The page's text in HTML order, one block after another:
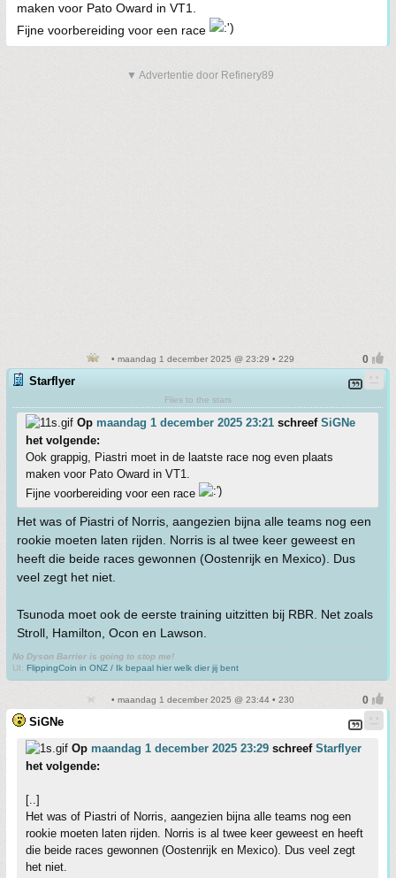
maken voor Pato Oward in VT1.
Fijne voorbereiding voor een race
▼ Advertentie door Refinery89
• maandag 1 december 2025 @ 23:29 • 229
Starflyer
Flies to the stars
Op maandag 1 december 2025 23:21 schreef SiGNe
het volgende:
Ook grappig, Piastri moet in de laatste race nog even plaats
maken voor Pato Oward in VT1.
Fijne voorbereiding voor een race
Het was of Piastri of Norris, aangezien bijna alle teams nog een
rookie moeten laten rijden. Norris is al twee keer geweest en
heeft die beide races gewonnen (Oostenrijk en Mexico). Dus
veel zegt het niet.
Tsunoda moet ook de eerste training uitzitten bij RBR. Net zoals
Stroll, Hamilton, Ocon en Lawson.
No Dyson Barrier is going to stop me!
UI: FlippingCoin in ONZ / Ik bepaal hier welk dier jij bent
• maandag 1 december 2025 @ 23:44 • 230
SiGNe
Op maandag 1 december 2025 23:29 schreef Starflyer
het volgende:
[..]
Het was of Piastri of Norris, aangezien bijna alle teams nog een
rookie moeten laten rijden. Norris is al twee keer geweest en heeft
die beide races gewonnen (Oostenrijk en Mexico). Dus veel zegt
het niet.